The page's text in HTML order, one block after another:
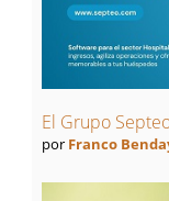
El Grupo
por Franco